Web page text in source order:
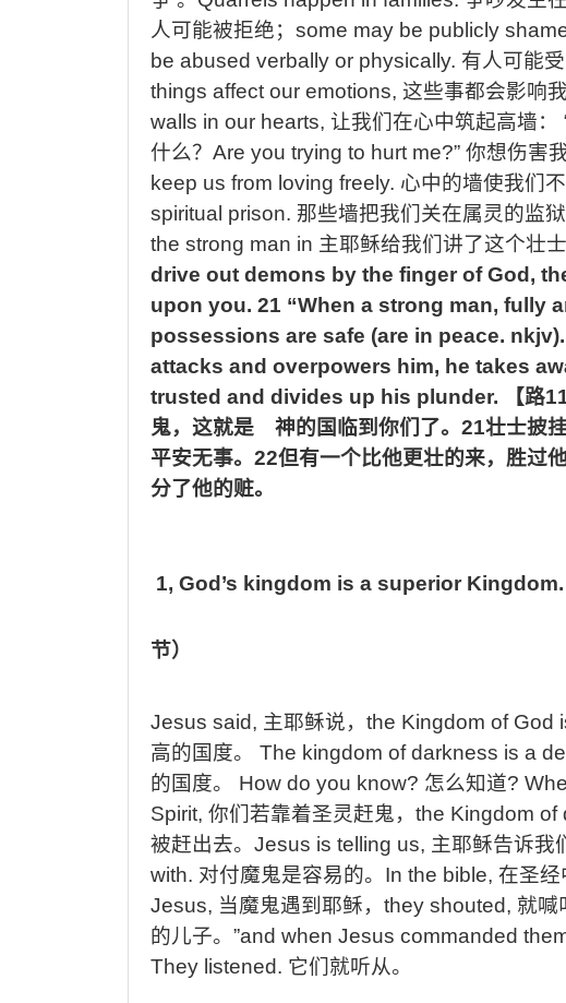
人可能被拒绝； some may be publicly
be abused verbally or physically. 有人可能
things affect our emotions, 这些事都会影响
walls in our hearts, 让我们在心中筑起高墙：
什么？ Are you trying to hurt me?” 你想伤害
keep us from loving freely. 心中的墙使我们
spiritual prison. 那些墙把我们关在属灵的监狱
the strong man in 主耶稣给我们讲了这个壮士
drive out demons by the finger of God,
upon you. 21 “When a strong man, fully
possessions are safe (are in peace.
attacks and overpowers him, he takes
trusted and divides up his plunder.
【路
鬼，这就是 神的国临到你们了。 21壮士披
平安无事。 22但有一个比他更壮的来，胜过
分了他的赃。
1, God’s kingdom is a superior Kingdom.
节）
Jesus said, 主耶稣说， the Kingdom of God
高的国度。
The kingdom of darkness is a
的国度。
How do you know? 怎么知道?
Spirit, 你们若靠着圣灵赶鬼， the Kingdom of
被赶出去。 Jesus is telling us, 主耶稣告诉我
with. 对付魔鬼是容易的。 In the bible, 在圣经
Jesus, 当魔鬼遇到耶稣， they shouted, 就喊
的儿子。 ”and when Jesus commanded
They listened. 它们就听从。